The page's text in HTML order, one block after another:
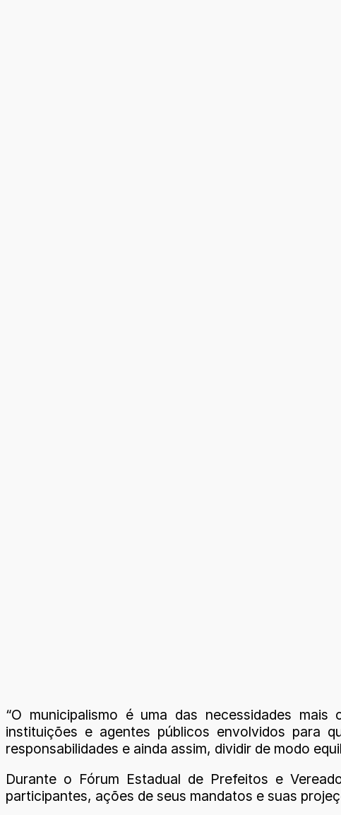
“O municipalismo é uma das necessidades
instituições e agentes públicos envolvidos para
responsabilidades e ainda assim, dividir de modo
Durante o Fórum Estadual de Prefeitos e
participantes, ações de seus mandatos e suas